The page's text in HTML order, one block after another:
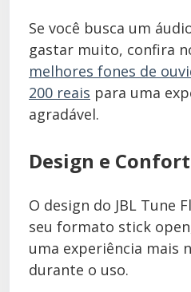
Se você busca um
gastar muito, confira
melhores fones de
200 reais para uma
agradável.
Design e
O design do JBL Tune
seu formato stick
uma experiência mais
durante o uso.